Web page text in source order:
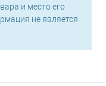
и место его
не является